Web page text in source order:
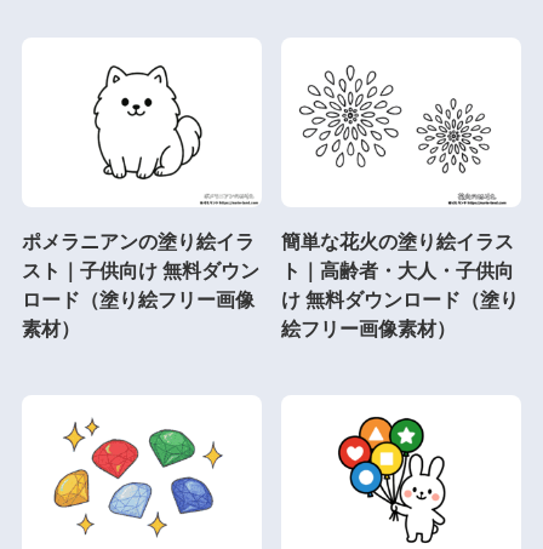
ポメラニアンの塗り絵イラ
スト｜子供向け 無料ダウン
ロード（塗り絵フリー画像
素材）
簡単な花火の塗り絵イラス
ト｜高齢者・大人・子供向
け 無料ダウンロード（塗り
絵フリー画像素材）